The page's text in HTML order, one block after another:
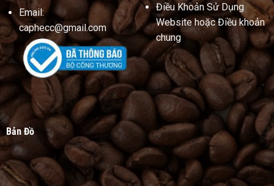
Email:
caphecc@gmail.com
Điều Khoản Sử Dụng
Website hoặc Điều khoản
chung
Bản Đồ